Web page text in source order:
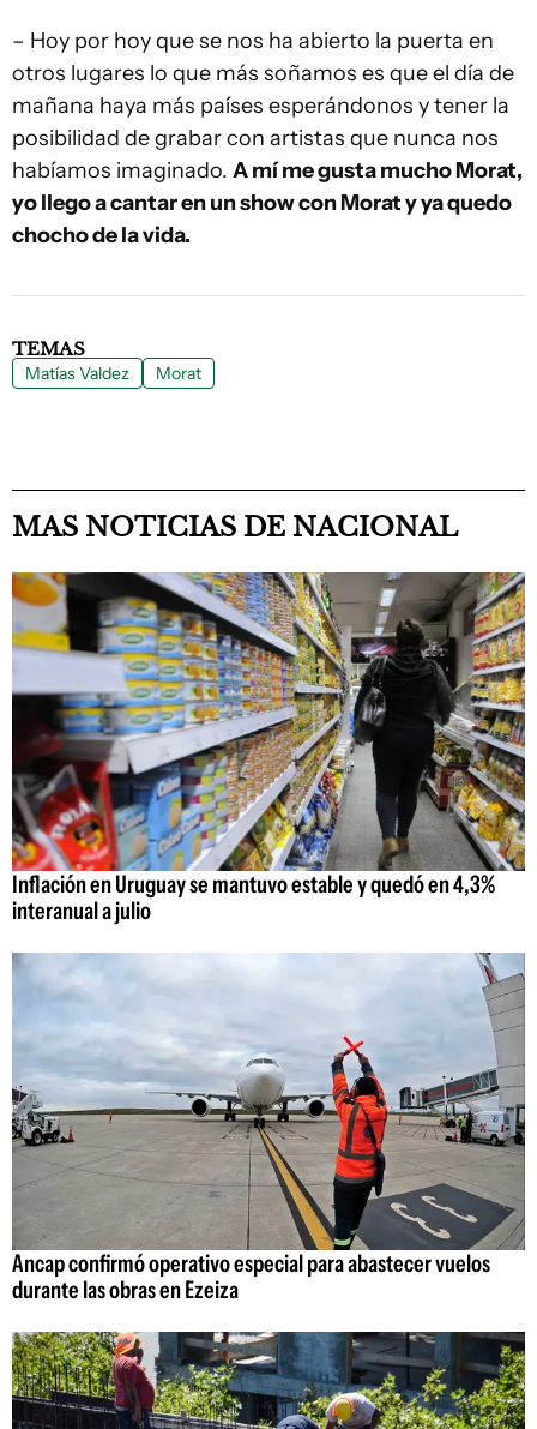
– Hoy por hoy que se nos ha abierto la puerta en
otros lugares lo que más soñamos es que el día de
mañana haya más países esperándonos y tener la
posibilidad de grabar con artistas que nunca nos
habíamos imaginado. A mí me gusta mucho Morat,
yo llego a cantar en un show con Morat y ya quedo
chocho de la vida.
TEMAS
Matías Valdez Morat
MAS NOTICIAS DE NACIONAL
Inflación en Uruguay se mantuvo estable y quedó en 4,3%
interanual a julio
Ancap confirmó operativo especial para abastecer vuelos
durante las obras en Ezeiza